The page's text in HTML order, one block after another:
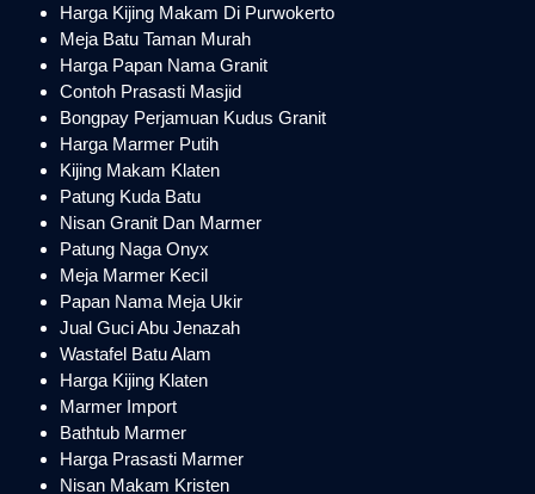
Harga Kijing Makam Di Purwokerto
Meja Batu Taman Murah
Harga Papan Nama Granit
Contoh Prasasti Masjid
Bongpay Perjamuan Kudus Granit
Harga Marmer Putih
Kijing Makam Klaten
Patung Kuda Batu
Nisan Granit Dan Marmer
Patung Naga Onyx
Meja Marmer Kecil
Papan Nama Meja Ukir
Jual Guci Abu Jenazah
Wastafel Batu Alam
Harga Kijing Klaten
Marmer Import
Bathtub Marmer
Harga Prasasti Marmer
Nisan Makam Kristen